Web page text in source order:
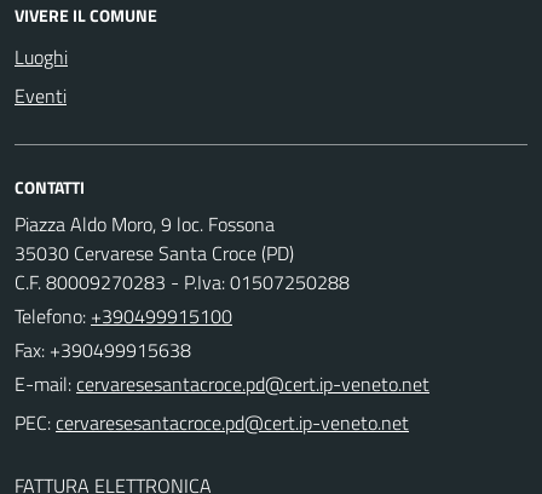
VIVERE IL COMUNE
Luoghi
Eventi
CONTATTI
Piazza Aldo Moro, 9 loc. Fossona
35030 Cervarese Santa Croce (PD)
C.F. 80009270283 - P.Iva: 01507250288
Telefono: +390499915100
Fax: +390499915638
E-mail:
PEC:
FATTURA ELETTRONICA